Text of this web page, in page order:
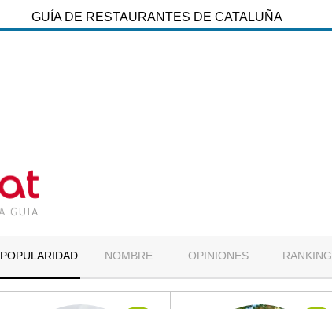
GUÍA DE RESTAURANTES DE CATALUÑA
POPULARIDAD NOMBRE OPINIONES RANKING